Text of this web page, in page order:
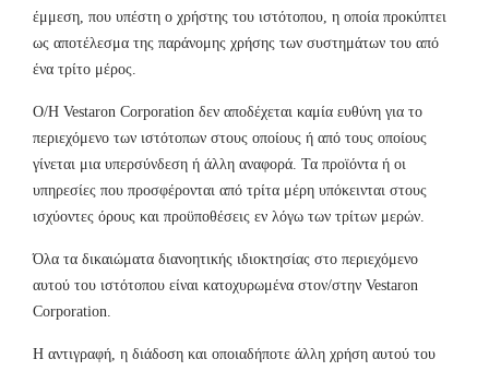
έμμεση, που υπέστη ο χρήστης του ιστότοπου, η οποία προκύπτει
ως αποτέλεσμα της παράνομης χρήσης των συστημάτων του από
ένα τρίτο μέρος.
Ο/Η Vestaron Corporation δεν αποδέχεται καμία ευθύνη για το
περιεχόμενο των ιστότοπων στους οποίους ή από τους οποίους
γίνεται μια υπερσύνδεση ή άλλη αναφορά. Τα προϊόντα ή οι
υπηρεσίες που προσφέρονται από τρίτα μέρη υπόκεινται στους
ισχύοντες όρους και προϋποθέσεις εν λόγω των τρίτων μερών.
Όλα τα δικαιώματα διανοητικής ιδιοκτησίας στο περιεχόμενο
αυτού του ιστότοπου είναι κατοχυρωμένα στον/στην Vestaron
Corporation.
Η αντιγραφή, η διάδοση και οποιαδήποτε άλλη χρήση αυτού του